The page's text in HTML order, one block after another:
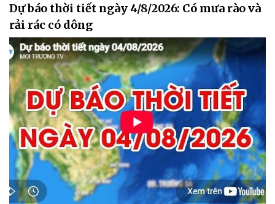
Dự báo thời tiết ngày 4/8/2026: Có mưa rào và
rải rác có dông